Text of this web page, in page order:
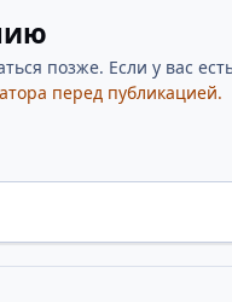
позже. Если у вас
перед публикацией.